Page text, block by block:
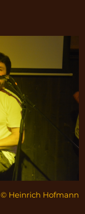
© Heinrich Hofmann